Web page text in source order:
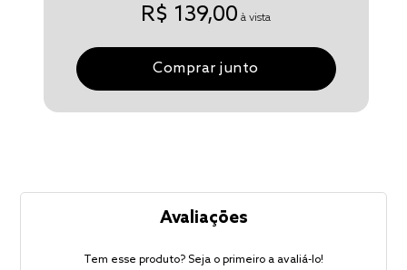
R$ 139,00 à vista
Comprar junto
Avaliações
Tem esse produto? Seja o primeiro a avaliá-lo!